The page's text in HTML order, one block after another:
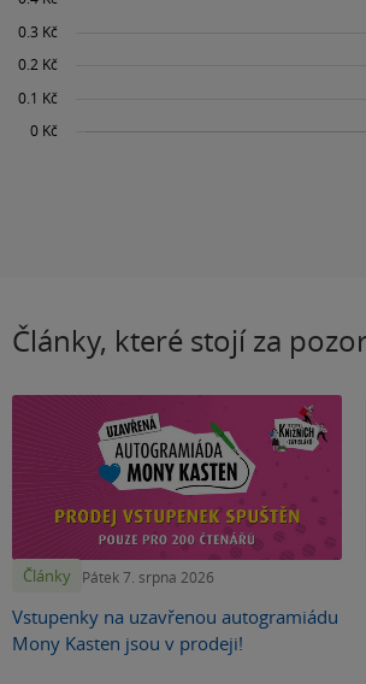
Články, které stojí za
Články Pátek 7. srpna 2026
Vstupenky na uzavřenou autogramiádu
Mony Kasten jsou v prodeji!